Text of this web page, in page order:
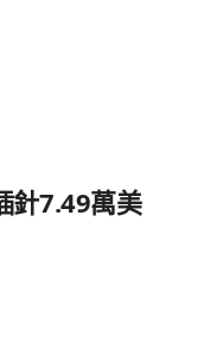
針7.49萬美